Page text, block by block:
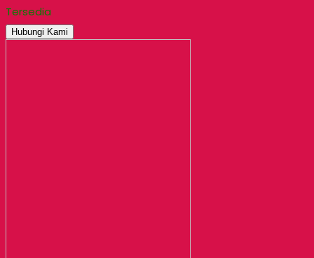
Tersedia
Hubungi Kami